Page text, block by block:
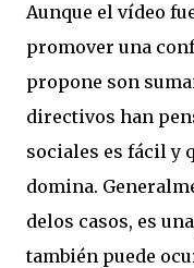
Aunque el vídeo
promover una
propone son
directivos han
sociales es fácil y
domina.
delos casos, es
también puede